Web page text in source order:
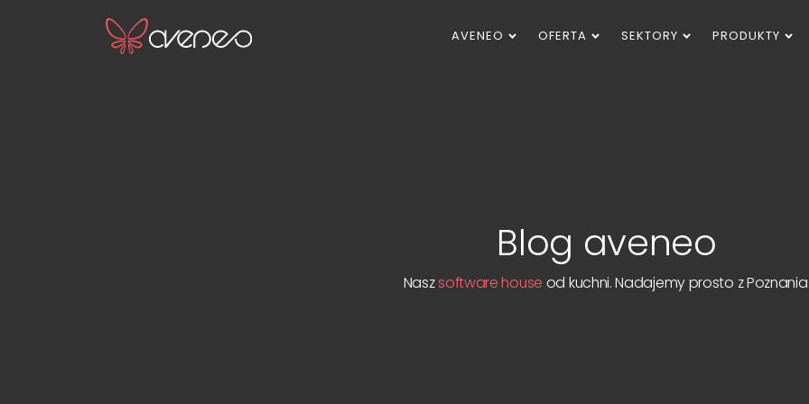
AVENEO OFERTA SEKTORY PRODUKTY
Blog aveneo
Naszsoftware house od kuchni. Nadajemy prosto z Poznania.